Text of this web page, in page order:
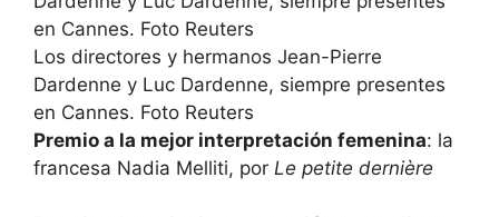
Los directores y hermanos Jean-Pierre
Dardenne y Luc Dardenne, siempre presentes
en Cannes. Foto Reuters
Premio a la mejor interpretación femenina: la
francesa Nadia Melliti, por Le petite dernière